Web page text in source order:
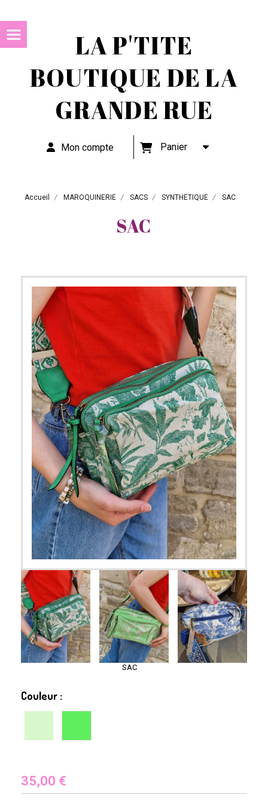
LA P'TITE
BOUTIQUE DE LA
GRANDE RUE
Mon compte Panier
Accueil MAROQUINERIE SACS SYNTHETIQUE SAC
SAC
SAC
Couleur :
35,00 €